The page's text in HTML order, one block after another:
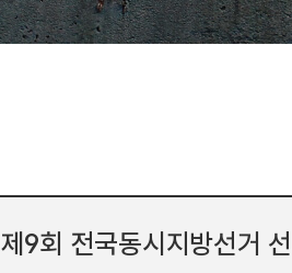
제9회 전국동시지방선거